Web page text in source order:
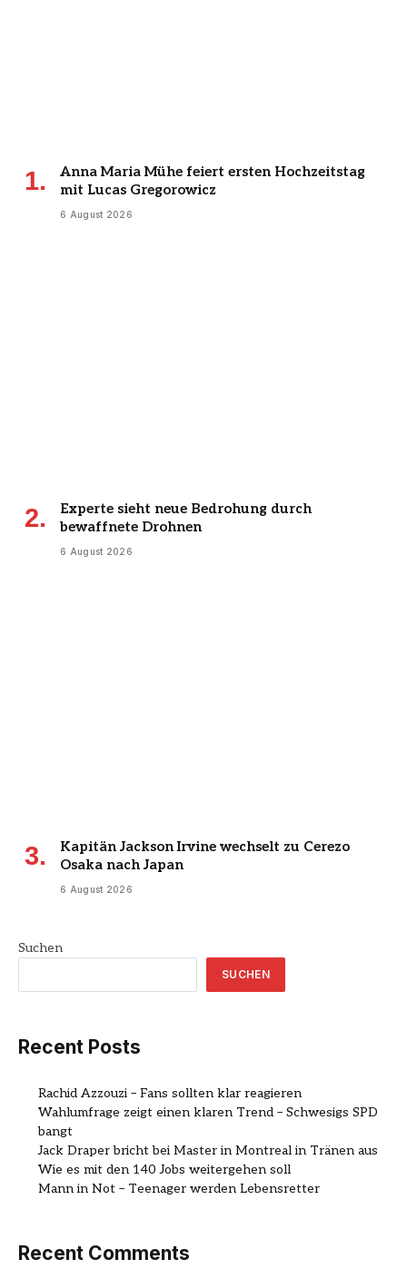
Anna Maria Mühe feiert ersten Hochzeitstag
mit Lucas Gregorowicz
6 August 2026
Experte sieht neue Bedrohung durch
bewaffnete Drohnen
6 August 2026
Kapitän Jackson Irvine wechselt zu Cerezo
Osaka nach Japan
6 August 2026
Suchen
SUCHEN
Recent Posts
Rachid Azzouzi – Fans sollten klar reagieren
Wahlumfrage zeigt einen klaren Trend – Schwesigs SPD
bangt
Jack Draper bricht bei Master in Montreal in Tränen aus
Wie es mit den 140 Jobs weitergehen soll
Mann in Not – Teenager werden Lebensretter
Recent Comments